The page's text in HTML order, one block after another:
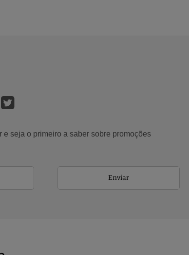
e seja o primeiro a saber sobre promoções
Enviar